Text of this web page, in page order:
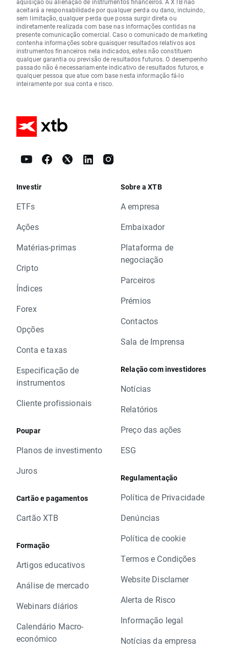
aquisição ou alienação de instrumentos financeiros. A XTB não
aceitará a responsabilidade por qualquer perda ou dano, incluindo,
sem limitação, qualquer perda que possa surgir direta ou
indiretamente realizada com base nas informações contidas na
presente comunicação comercial. Caso o comunicado de marketing
contenha informações sobre quaisquer resultados relativos aos
instrumentos financeiros nela indicados, estes não constituem
qualquer garantia ou previsão de resultados futuros. O desempenho
passado não é necessariamente indicativo de resultados futuros, e
qualquer pessoa que atue com base nesta informação fá-lo
inteiramente por sua conta e risco.
Investir
ETFs
Ações
Matérias-primas
Cripto
Índices
Forex
Opções
Conta e taxas
Especificação de
instrumentos
Cliente profissionais
Poupar
Planos de investimento
Juros
Cartão e pagamentos
Cartão XTB
Formação
Artigos educativos
Análise de mercado
Webinars diários
Calendário Macro-
económico
Sobre a XTB
A empresa
Embaixador
Plataforma de
negociação
Parceiros
Prémios
Contactos
Sala de Imprensa
Relação com investidores
Notícias
Relatórios
Preço das ações
ESG
Regulamentação
Política de Privacidade
Denúncias
Política de cookie
Termos e Condições
Website Disclamer
Alerta de Risco
Informação legal
Notícias da empresa